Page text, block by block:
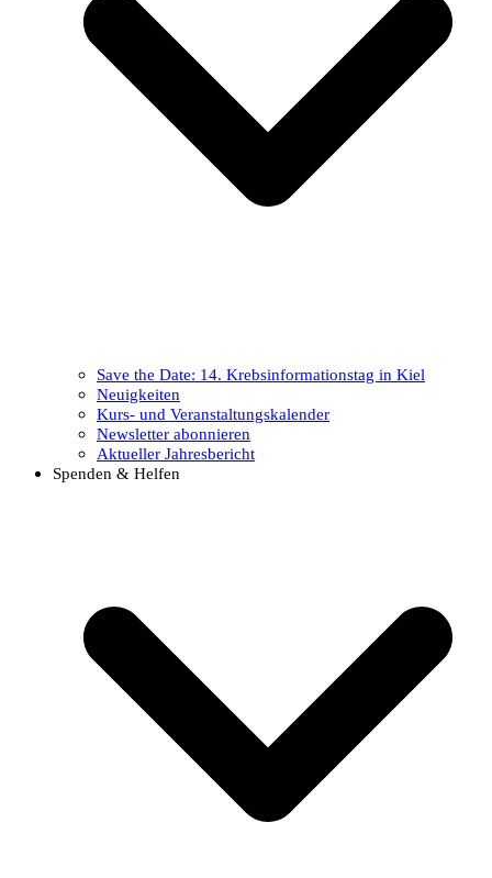
Save the Date: 14. Krebsinformationstag in Kiel
Neuigkeiten
Kurs- und Veranstaltungskalender
Newsletter abonnieren
Aktueller Jahresbericht
Spenden & Helfen